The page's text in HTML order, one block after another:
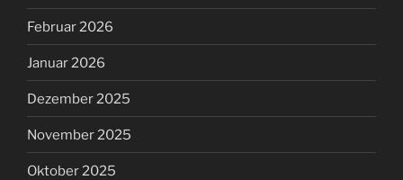
Februar 2026
Januar 2026
Dezember 2025
November 2025
Oktober 2025